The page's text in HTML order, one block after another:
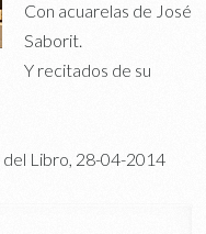
Con acuarelas de José
Saborit.
Y recitados de su
del Libro, 28-04-2014